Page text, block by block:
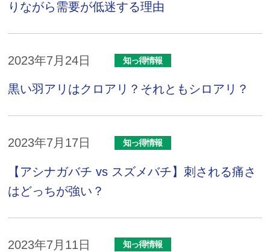
りながら需要が低迷する理由
2023年7月24日 知っ得情報
黒い羽アリはクロアリ？それともシロアリ？
2023年7月17日 知っ得情報
【アシナガバチ vs スズメバチ】刺される痛さ
はどっちが強い？
2023年7月11日 知っ得情報